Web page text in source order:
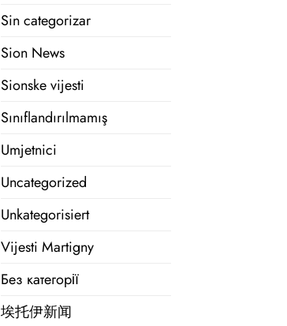
Sin categorizar
Sion News
Sionske vijesti
Sınıflandırılmamış
Umjetnici
Uncategorized
Unkategorisiert
Vijesti Martigny
Без категорії
埃托伊新闻